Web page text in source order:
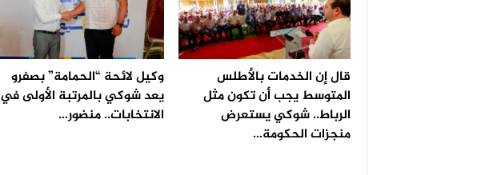
قال إن الخدمات بالأطلس
المتوسط يجب أن تكون مثل
الرباط.. شوكي يستعرض
منجزات الحكومة…
وكيل لائحة “الحمامة” بصفرو
يعد شوكي بالمرتبة الأولى في
الانتخابات.. منضور…